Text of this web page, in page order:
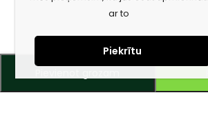
ar to
Piekrītu